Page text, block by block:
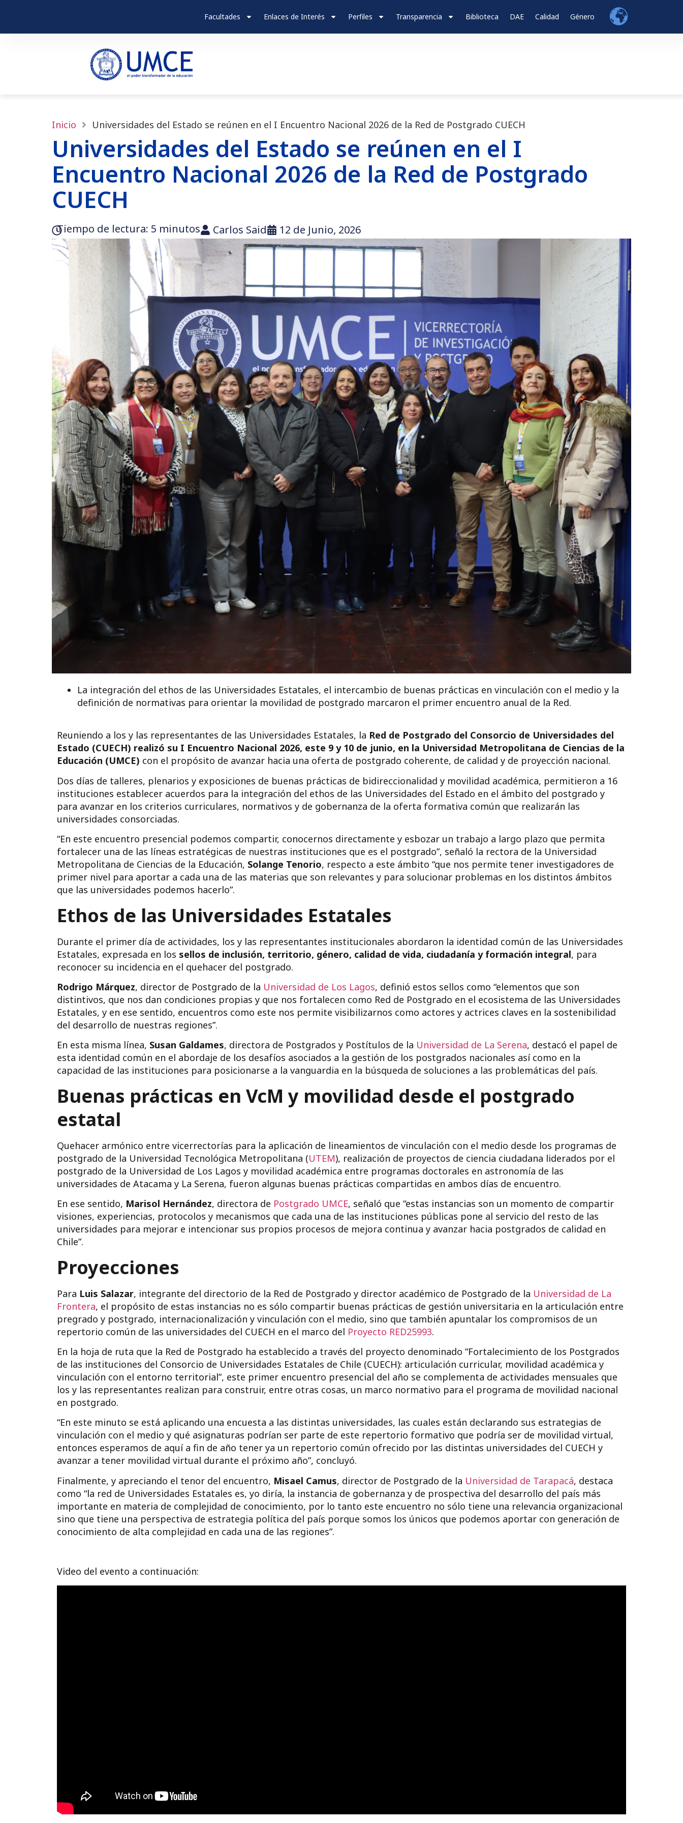
Facultades Enlaces de Interés Perfiles Transparencia Biblioteca DAE Calidad Género
Inicio Universidades del Estado se reúnen en el I Encuentro Nacional 2026 de la Red de Postgrado CUECH
Universidades del Estado se reúnen en el I
Encuentro Nacional 2026 de la Red de Postgrado
CUECH
Tiempo de lectura:‎ 5 minutos Carlos Said 12 de Junio, 2026
La integración del ethos de las Universidades Estatales, el intercambio de buenas prácticas en vinculación con el medio y la
definición de normativas para orientar la movilidad de postgrado marcaron el primer encuentro anual de la Red.
Reuniendo a los y las representantes de las Universidades Estatales, la Red de Postgrado del Consorcio de Universidades del
Estado (CUECH) realizó su I Encuentro Nacional 2026, este 9 y 10 de junio, en la Universidad Metropolitana de Ciencias de la
Educación (UMCE) con el propósito de avanzar hacia una oferta de postgrado coherente, de calidad y de proyección nacional.
Dos días de talleres, plenarios y exposiciones de buenas prácticas de bidireccionalidad y movilidad académica, permitieron a 16
instituciones establecer acuerdos para la integración del ethos de las Universidades del Estado en el ámbito del postgrado y
para avanzar en los criterios curriculares, normativos y de gobernanza de la oferta formativa común que realizarán las
universidades consorciadas.
“En este encuentro presencial podemos compartir, conocernos directamente y esbozar un trabajo a largo plazo que permita
fortalecer una de las líneas estratégicas de nuestras instituciones que es el postgrado”, señaló la rectora de la Universidad
Metropolitana de Ciencias de la Educación, Solange Tenorio, respecto a este ámbito “que nos permite tener investigadores de
primer nivel para aportar a cada una de las materias que son relevantes y para solucionar problemas en los distintos ámbitos
que las universidades podemos hacerlo”.
Ethos de las Universidades Estatales
Durante el primer día de actividades, los y las representantes institucionales abordaron la identidad común de las Universidades
Estatales, expresada en los sellos de inclusión, territorio, género, calidad de vida, ciudadanía y formación integral, para
reconocer su incidencia en el quehacer del postgrado.
Rodrigo Márquez, director de Postgrado de la Universidad de Los Lagos, definió estos sellos como “elementos que son
distintivos, que nos dan condiciones propias y que nos fortalecen como Red de Postgrado en el ecosistema de las Universidades
Estatales, y en ese sentido, encuentros como este nos permite visibilizarnos como actores y actrices claves en la sostenibilidad
del desarrollo de nuestras regiones”.
En esta misma línea, Susan Galdames, directora de Postgrados y Postítulos de la Universidad de La Serena, destacó el papel de
esta identidad común en el abordaje de los desafíos asociados a la gestión de los postgrados nacionales así como en la
capacidad de las instituciones para posicionarse a la vanguardia en la búsqueda de soluciones a las problemáticas del país.
Buenas prácticas en VcM y movilidad desde el postgrado
estatal
Quehacer armónico entre vicerrectorías para la aplicación de lineamientos de vinculación con el medio desde los programas de
postgrado de la Universidad Tecnológica Metropolitana (UTEM), realización de proyectos de ciencia ciudadana liderados por el
postgrado de la Universidad de Los Lagos y movilidad académica entre programas doctorales en astronomía de las
universidades de Atacama y La Serena, fueron algunas buenas prácticas compartidas en ambos días de encuentro.
En ese sentido, Marisol Hernández, directora de Postgrado UMCE, señaló que “estas instancias son un momento de compartir
visiones, experiencias, protocolos y mecanismos que cada una de las instituciones públicas pone al servicio del resto de las
universidades para mejorar e intencionar sus propios procesos de mejora continua y avanzar hacia postgrados de calidad en
Chile”.
Proyecciones
Para Luis Salazar, integrante del directorio de la Red de Postgrado y director académico de Postgrado de la Universidad de La
Frontera, el propósito de estas instancias no es sólo compartir buenas prácticas de gestión universitaria en la articulación entre
pregrado y postgrado, internacionalización y vinculación con el medio, sino que también apuntalar los compromisos de un
repertorio común de las universidades del CUECH en el marco del Proyecto RED25993.
En la hoja de ruta que la Red de Postgrado ha establecido a través del proyecto denominado “Fortalecimiento de los Postgrados
de las instituciones del Consorcio de Universidades Estatales de Chile (CUECH): articulación curricular, movilidad académica y
vinculación con el entorno territorial”, este primer encuentro presencial del año se complementa de actividades mensuales que
los y las representantes realizan para construir, entre otras cosas, un marco normativo para el programa de movilidad nacional
en postgrado.
“En este minuto se está aplicando una encuesta a las distintas universidades, las cuales están declarando sus estrategias de
vinculación con el medio y qué asignaturas podrían ser parte de este repertorio formativo que podría ser de movilidad virtual,
entonces esperamos de aquí a fin de año tener ya un repertorio común ofrecido por las distintas universidades del CUECH y
avanzar a tener movilidad virtual durante el próximo año”, concluyó.
Finalmente, y apreciando el tenor del encuentro, Misael Camus, director de Postgrado de la Universidad de Tarapacá, destaca
como “la red de Universidades Estatales es, yo diría, la instancia de gobernanza y de prospectiva del desarrollo del país más
importante en materia de complejidad de conocimiento, por lo tanto este encuentro no sólo tiene una relevancia organizacional
sino que tiene una perspectiva de estrategia política del país porque somos los únicos que podemos aportar con generación de
conocimiento de alta complejidad en cada una de las regiones”.
Video del evento a continuación: